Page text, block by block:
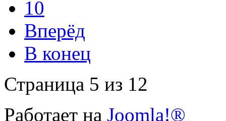
10
Вперёд
В конец
Страница 5 из 12
Работает на Joomla!®